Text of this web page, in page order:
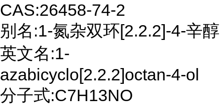
CAS:26458-74-2
别名:1-氮杂双环[2.2.2]-4-辛醇
英文名:1-
azabicyclo[2.2.2]octan-4-ol
分子式:C7H13NO